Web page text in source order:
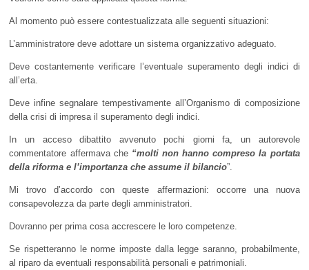
Al momento può essere contestualizzata alle seguenti situazioni:
L’amministratore deve adottare un sistema organizzativo adeguato.
Deve costantemente verificare l’eventuale superamento degli indici di
all’erta.
Deve infine segnalare tempestivamente all’Organismo di composizione
della crisi di impresa il superamento degli indici.
In un acceso dibattito avvenuto pochi giorni fa, un autorevole
commentatore affermava che “molti non hanno compreso la portata
della riforma e l’importanza che assume il bilancio”.
Mi trovo d’accordo con queste affermazioni: occorre una nuova
consapevolezza da parte degli amministratori.
Dovranno per prima cosa accrescere le loro competenze.
Se rispetteranno le norme imposte dalla legge saranno, probabilmente,
al riparo da eventuali responsabilità personali e patrimoniali.